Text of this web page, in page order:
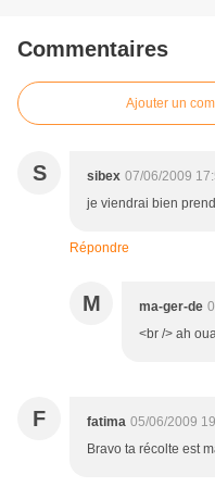
Commentaires
Ajouter un
S sibex 07/06/2009
je viendrai bien
Répondre
M ma-ger-de
<br /> ah
F fatima 05/06/2009
Bravo ta récolte est